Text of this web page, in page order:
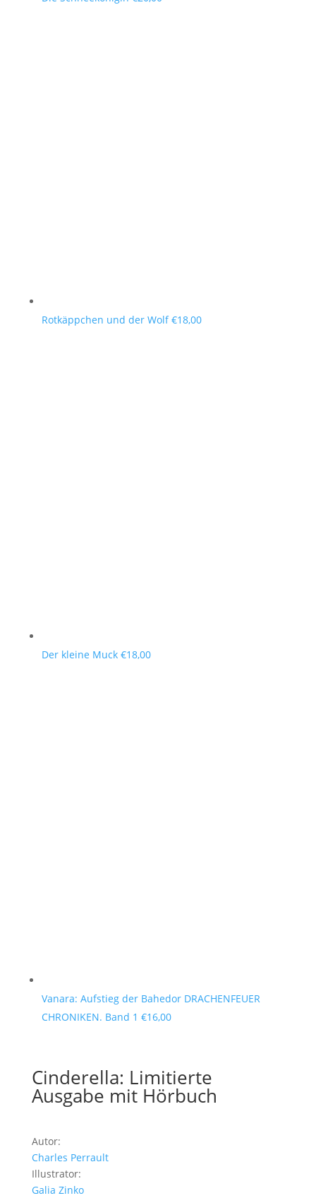
Rotkäppchen und der Wolf €18,00
Der kleine Muck €18,00
Vanara: Aufstieg der Bahedor DRACHENFEUER
CHRONIKEN. Band 1 €16,00
Cinderella: Limitierte
Ausgabe mit Hörbuch
Autor:
Charles Perrault
Illustrator:
Galia Zinko